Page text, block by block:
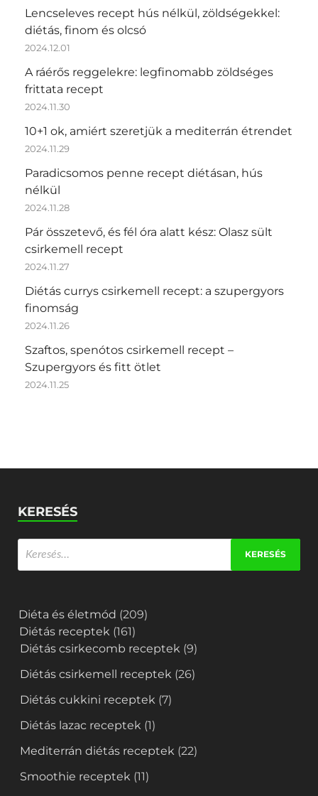
Lencseleves recept hús nélkül, zöldségekkel:
diétás, finom és olcsó
2024.12.01
A ráérős reggelekre: legfinomabb zöldséges
frittata recept
2024.11.30
10+1 ok, amiért szeretjük a mediterrán étrendet
2024.11.29
Paradicsomos penne recept diétásan, hús
nélkül
2024.11.28
Pár összetevő, és fél óra alatt kész: Olasz sült
csirkemell recept
2024.11.27
Diétás currys csirkemell recept: a szupergyors
finomság
2024.11.26
Szaftos, spenótos csirkemell recept –
Szupergyors és fitt ötlet
2024.11.25
KERESÉS
Diéta és életmód (209)
Diétás receptek (161)
Diétás csirkecomb receptek (9)
Diétás csirkemell receptek (26)
Diétás cukkini receptek (7)
Diétás lazac receptek (1)
Mediterrán diétás receptek (22)
Smoothie receptek (11)